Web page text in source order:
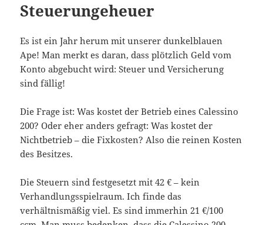
Steuerungeheuer
Es ist ein Jahr herum mit unserer dunkelblauen
Ape! Man merkt es daran, dass plötzlich Geld vom
Konto abgebucht wird: Steuer und Versicherung
sind fällig!
Die Frage ist: Was kostet der Betrieb eines Calessino
200? Oder eher anders gefragt: Was kostet der
Nichtbetrieb – die Fixkosten? Also die reinen Kosten
des Besitzes.
Die Steuern sind festgesetzt mit 42 € – kein
Verhandlungsspielraum. Ich finde das
verhältnismäßig viel. Es sind immerhin 21 €/100